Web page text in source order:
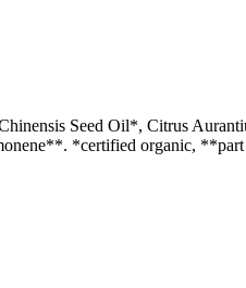
Seed Oil*, Citrus
*certified organic, **part